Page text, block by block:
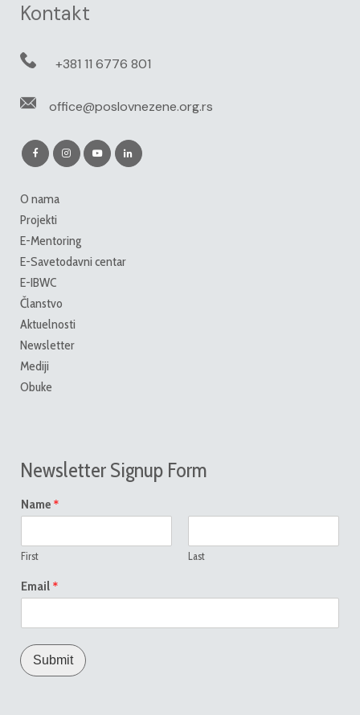
Kontakt
+381 11 6776 801
office@poslovnezene.org.rs
O nama
Projekti
E-Mentoring
E-Savetodavni centar
E-IBWC
Članstvo
Aktuelnosti
Newsletter
Mediji
Obuke
Newsletter Signup Form
Name *
First Last
Email *
Submit